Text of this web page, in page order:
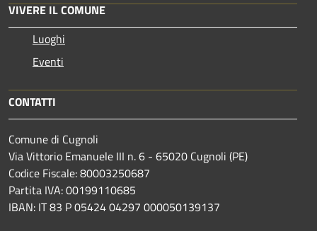
VIVERE IL COMUNE
Luoghi
Eventi
CONTATTI
Comune di Cugnoli
Via Vittorio Emanuele III n. 6 - 65020 Cugnoli (PE)
Codice Fiscale: 80003250687
Partita IVA: 00199110685
IBAN: IT 83 P 05424 04297 000050139137